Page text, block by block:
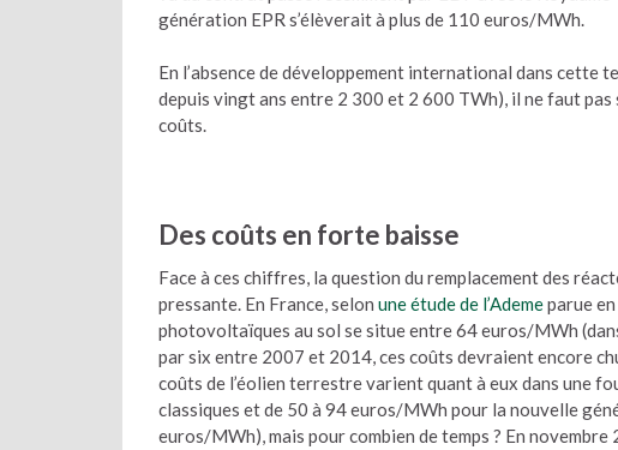
génération EPR s’élèverait à plus de 110 euros/MWh.
En l’absence de développement international dans
depuis vingt ans entre 2 300 et 2 600 TWh), il ne faut
coûts.
Des coûts en forte baisse
Face à ces chiffres, la question du remplacement des
pressante. En France, selon une étude de l’Ademeparue
photovoltaïques au sol se situe entre 64 euros/MWh
par six entre 2007 et 2014, ces coûts devraient encore
coûts de l’éolien terrestre varient quant à eux dans une
classiques et de 50 à 94 euros/MWh pour la nouvelle
euros/MWh), mais pour combien de temps ? En